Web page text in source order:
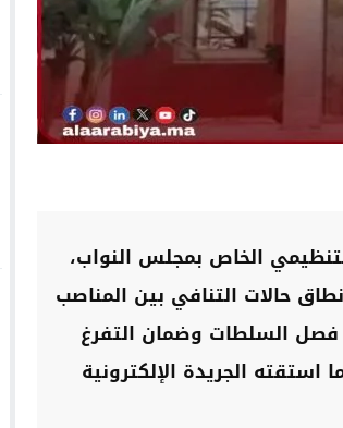
الخاص بمجلس النواب،
حالات التنافي بين المناصب
فصل السلطات وضمان التفرغ
الجريدة الإلكترونية